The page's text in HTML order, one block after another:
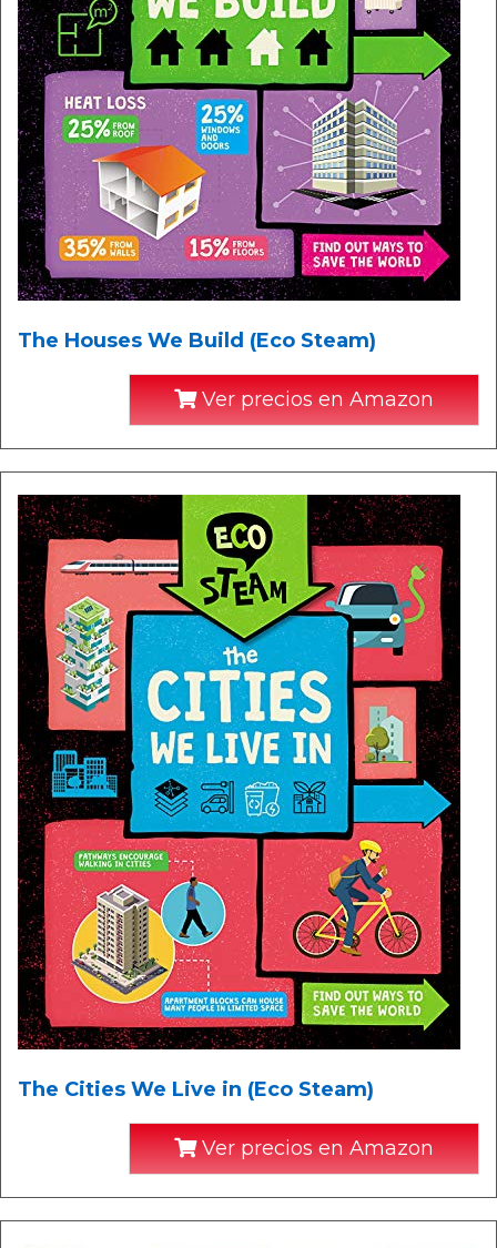
The Houses We Build (Eco Steam)
Ver precios en Amazon
The Cities We Live in (Eco Steam)
Ver precios en Amazon